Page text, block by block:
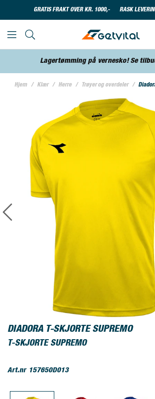
GRATIS FRAKT OVER KR. 1000,- RASK
Lagertømming på vernesko! Se
Hjem Klær Herre Trøyer og overdeler
DIADORA T-SKJORTE SUPREMO
T-SKJORTE SUPREMO
Art.nr 157650D013